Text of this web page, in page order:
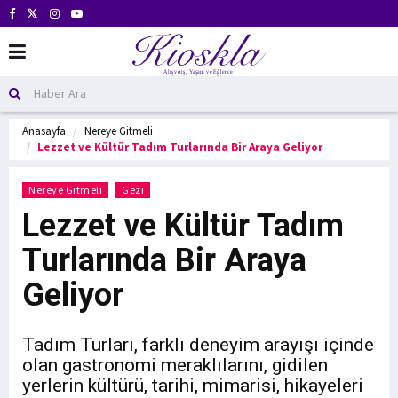
Anasayfa
Nereye Gitmeli
Lezzet ve Kültür Tadım Turlarında Bir Araya Geliyor
Nereye Gitmeli Gezi
Lezzet ve Kültür Tadım
Turlarında Bir Araya
Geliyor
Tadım Turları, farklı deneyim arayışı içinde
olan gastronomi meraklılarını, gidilen
yerlerin kültürü, tarihi, mimarisi, hikayeleri